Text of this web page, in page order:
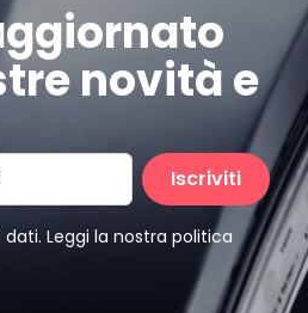
novità e
Iscriviti
Leggi la nostra politica